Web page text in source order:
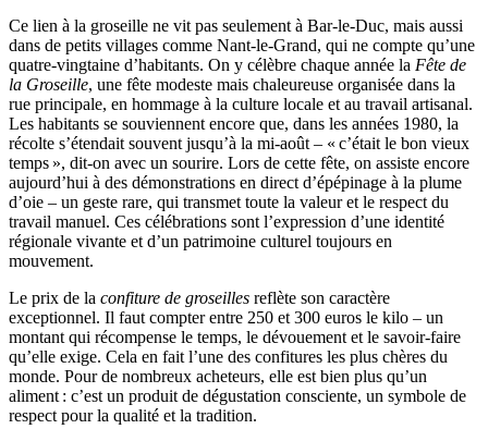
Ce lien à la groseille ne vit pas seulement à Bar-le-Duc, mais aussi
dans de petits villages comme Nant-le-Grand, qui ne compte qu’une
quatre-vingtaine d’habitants. On y célèbre chaque année la Fête de
la Groseille, une fête modeste mais chaleureuse organisée dans la
rue principale, en hommage à la culture locale et au travail artisanal.
Les habitants se souviennent encore que, dans les années 1980, la
récolte s’étendait souvent jusqu’à la mi-août – « c’était le bon vieux
temps », dit-on avec un sourire. Lors de cette fête, on assiste encore
aujourd’hui à des démonstrations en direct d’épépinage à la plume
d’oie – un geste rare, qui transmet toute la valeur et le respect du
travail manuel. Ces célébrations sont l’expression d’une identité
régionale vivante et d’un patrimoine culturel toujours en
mouvement.
Le prix de la confiture de groseilles reflète son caractère
exceptionnel. Il faut compter entre 250 et 300 euros le kilo – un
montant qui récompense le temps, le dévouement et le savoir-faire
qu’elle exige. Cela en fait l’une des confitures les plus chères du
monde. Pour de nombreux acheteurs, elle est bien plus qu’un
aliment : c’est un produit de dégustation consciente, un symbole de
respect pour la qualité et la tradition.